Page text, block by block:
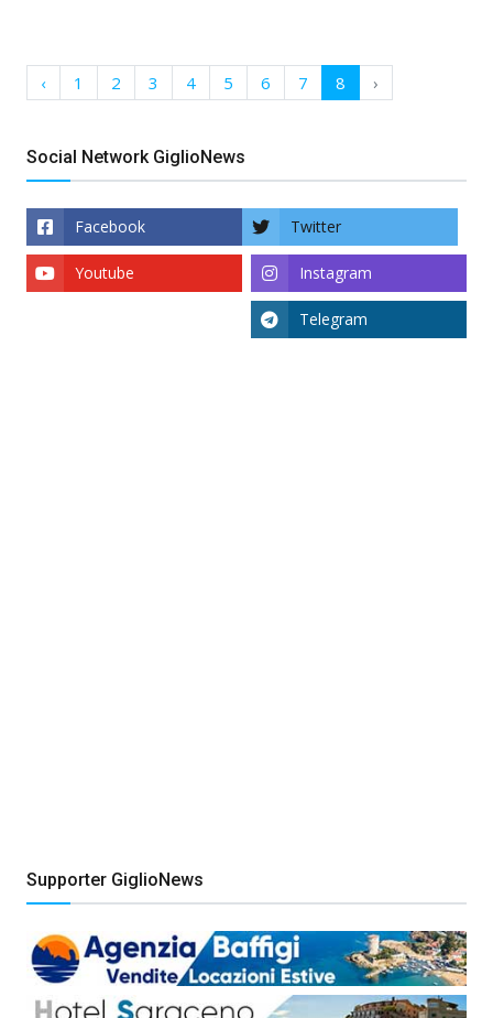
‹ 1 2 3 4 5 6 7 8 ›
Social Network GiglioNews
Facebook Twitter
Instagram
Youtube
Telegram
Supporter GiglioNews